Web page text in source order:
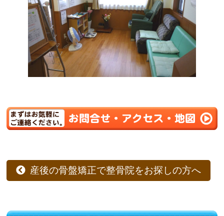
産後の骨盤矯正で整骨院をお探しの方へ